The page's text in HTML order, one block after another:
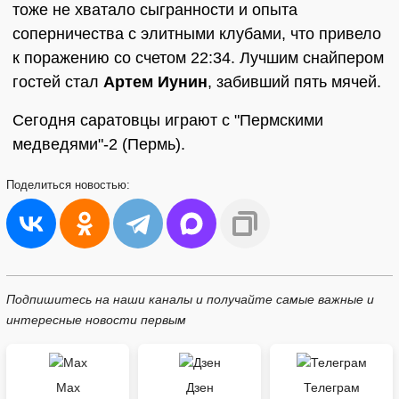
тоже не хватало сыгранности и опыта
соперничества с элитными клубами, что привело
к поражению со счетом 22:34. Лучшим снайпером
гостей стал Артем Иунин, забивший пять мячей.
Сегодня саратовцы играют с "Пермскими
медведями"-2 (Пермь).
Поделиться новостью:
Подпишитесь на наши каналы и получайте самые важные и
интересные новости первым
Max Дзен Телеграм